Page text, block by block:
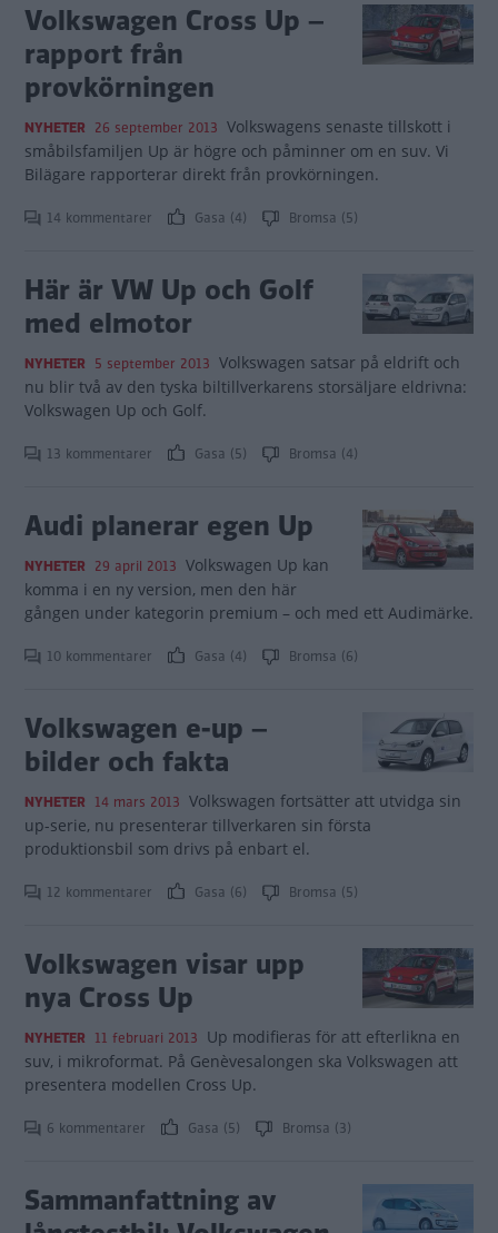
Volkswagen Cross Up –
rapport från
provkörningen
NYHETER 26 september 2013 Volkswagens senaste tillskott i
småbilsfamiljen Up är högre och påminner om en suv. Vi
Bilägare rapporterar direkt från provkörningen.
14 kommentarer Gasa (4) Bromsa (5)
Här är VW Up och Golf
med elmotor
NYHETER 5 september 2013 Volkswagen satsar på eldrift och
nu blir två av den tyska biltillverkarens storsäljare eldrivna:
Volkswagen Up och Golf.
13 kommentarer Gasa (5) Bromsa (4)
Audi planerar egen Up
NYHETER 29 april 2013 Volkswagen Up kan
komma i en ny version, men den här
gången under kategorin premium – och med ett Audimärke.
10 kommentarer Gasa (4) Bromsa (6)
Volkswagen e-up –
bilder och fakta
NYHETER 14 mars 2013 Volkswagen fortsätter att utvidga sin
up-serie, nu presenterar tillverkaren sin första
produktionsbil som drivs på enbart el.
12 kommentarer Gasa (6) Bromsa (5)
Volkswagen visar upp
nya Cross Up
NYHETER 11 februari 2013 Up modifieras för att efterlikna en
suv, i mikroformat. På Genèvesalongen ska Volkswagen att
presentera modellen Cross Up.
6 kommentarer Gasa (5) Bromsa (3)
Sammanfattning av